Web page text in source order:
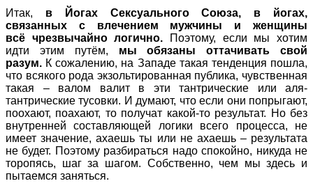
Итак, в Йогах Сексуального Союза, в йогах,
связанных с влечением мужчины и женщины
всё чрезвычайно логично. Поэтому, если мы хотим
идти этим путём, мы обязаны оттачивать свой
разум. К сожалению, на Западе такая тенденция пошла,
что всякого рода экзольтированная публика, чувственная
такая – валом валит в эти тантрические или аля-
тантрические тусовки. И думают, что если они попрыгают,
поохают, поахают, то получат какой-то результат. Но без
внутренней составляющей логики всего процесса, не
имеет значение, ахаешь ты или не ахаешь – результата
не будет. Поэтому разбираться надо спокойно, никуда не
торопясь, шаг за шагом. Собственно, чем мы здесь и
пытаемся заняться.